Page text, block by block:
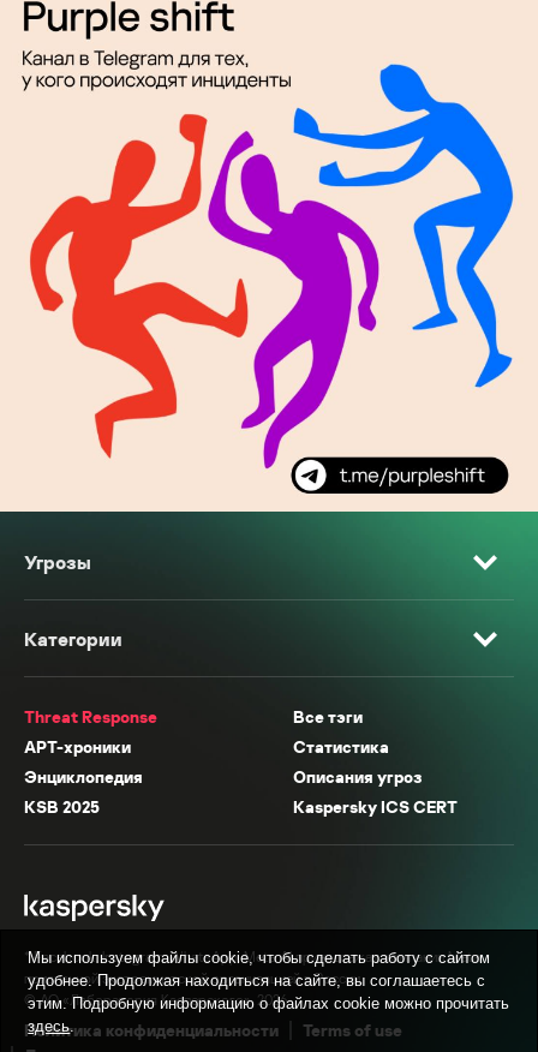
Угрозы
Категории
Threat Response
Все тэги
APT-хроники
Статистика
Энциклопедия
Описания угроз
KSB 2025
Kaspersky ICS CERT
* Facebook, Instagram, WhatsApp, Meta AI принадлежат компании Meta,
признанной экстремистской организацией в России.
© АО «Лаборатория Касперского», 2026.
Политика конфиденциальности
Terms of use
Мы используем файлы cookie, чтобы сделать работу с сайтом
удобнее. Продолжая находиться на сайте, вы соглашаетесь с
этим. Подробную информацию о файлах cookie можно прочитать
здесь.